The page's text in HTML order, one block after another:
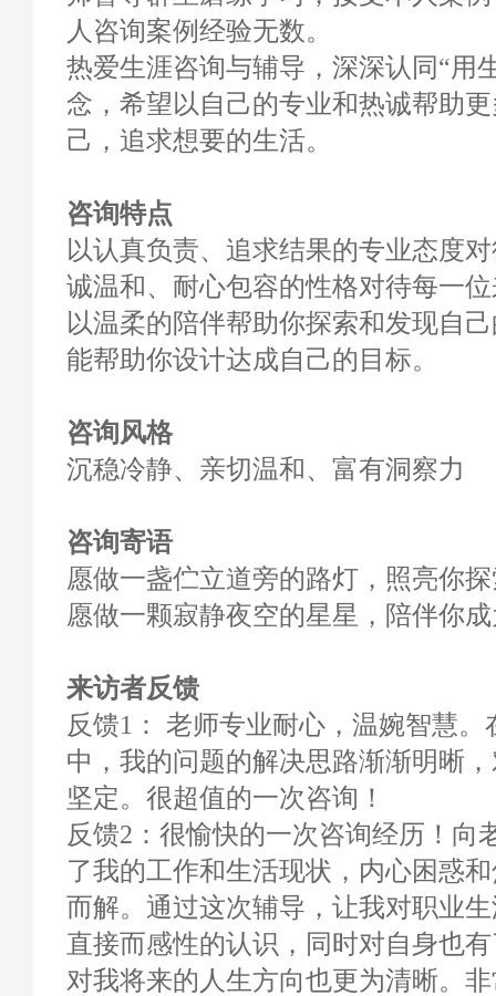
人咨询案例经验无数。
热爱生涯咨询与辅导，深深认同“用
念，希望以自己的专业和热诚帮助
己，追求想要的生活。
咨询特点
以认真负责、追求结果的专业态度
诚温和、耐心包容的性格对待每一
以温柔的陪伴帮助你探索和发现自
能帮助你设计达成自己的目标。
咨询风格
沉稳冷静、亲切温和、富有洞察力
咨询寄语
愿做一盏伫立道旁的路灯，照亮你
愿做一颗寂静夜空的星星，陪伴你
来访者反馈
反馈1： 老师专业耐心，温婉智慧
中，我的问题的解决思路渐渐明晰
坚定。很超值的一次咨询！
反馈2：很愉快的一次咨询经历！向
了我的工作和生活现状，内心困惑
而解。通过这次辅导，让我对职业
直接而感性的认识，同时对自身也
对我将来的人生方向也更为清晰。